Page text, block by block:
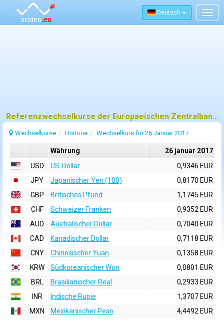
Deutsch
Referenzwechselkurse der Europaeischen Zentralbank (EZB) fuer 26 januar 2017
Wechselkurse Historie Wechselkurs für 26 Januar 2017
Währung
26 januar 2017
USD
US-Dollar
0,9346 EUR
JPY
Japanischer Yen (100)
0,8170 EUR
GBP
Britisches Pfund
1,1745 EUR
CHF
Schweizer Franken
0,9352 EUR
AUD
Australischer Dollar
0,7040 EUR
CAD
Kanadischer Dollar
0,7118 EUR
CNY
Chinesischer Yuan
0,1358 EUR
KRW
Südkoreanischer Won
0,0801 EUR
BRL
Brasilianischer Real
0,2933 EUR
INR
Indische Rupie
1,3707 EUR
MXN
Mexikanischer Peso
4,4492 EUR